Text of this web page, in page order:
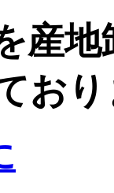
産
お